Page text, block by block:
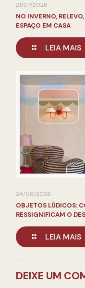
21/07/2026
NO INVERNO,
ESPAÇO EM CASA
LEIA MAIS
24/06/2026
OBJETOS LÚDICOS:
RESSIGNIFICAM O
LEIA MAIS
DEIXE UM